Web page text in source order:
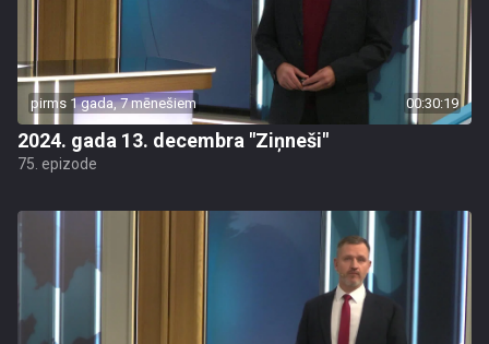
pirms 1 gada, 7 mēnešiem 00:30:19
2024. gada 13. decembra "Ziņneši"
75. epizode